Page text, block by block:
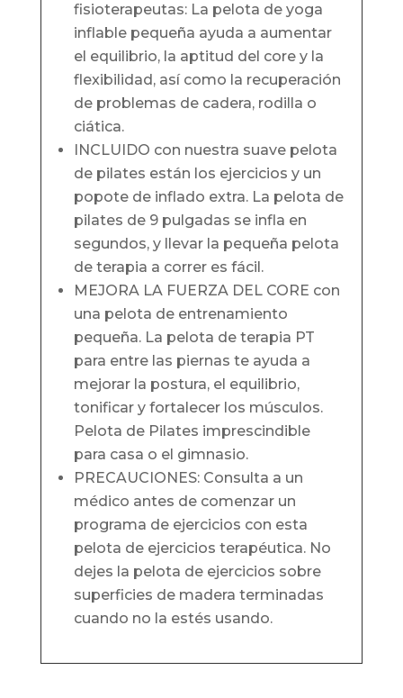
fisioterapeutas: La pelota de yoga
inflable pequeña ayuda a aumentar
el equilibrio, la aptitud del core y la
flexibilidad, así como la recuperación
de problemas de cadera, rodilla o
ciática.
INCLUIDO con nuestra suave pelota
de pilates están los ejercicios y un
popote de inflado extra. La pelota de
pilates de 9 pulgadas se infla en
segundos, y llevar la pequeña pelota
de terapia a correr es fácil.
MEJORA LA FUERZA DEL CORE con
una pelota de entrenamiento
pequeña. La pelota de terapia PT
para entre las piernas te ayuda a
mejorar la postura, el equilibrio,
tonificar y fortalecer los músculos.
Pelota de Pilates imprescindible
para casa o el gimnasio.
PRECAUCIONES: Consulta a un
médico antes de comenzar un
programa de ejercicios con esta
pelota de ejercicios terapéutica. No
dejes la pelota de ejercicios sobre
superficies de madera terminadas
cuando no la estés usando.